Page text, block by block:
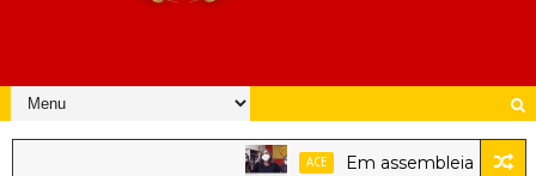
ACE Em assembleia,